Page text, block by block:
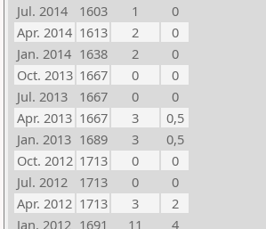
Jul. 2014
1603 1
0
Apr. 2014 1613 2
0
Jan. 2014 1638 2
0
Oct. 2013 1667 0
0
Jul. 2013
1667 0
0
Apr. 2013 1667 3
0,5
Jan. 2013 1689 3
0,5
Oct. 2012 1713 0
0
Jul. 2012
1713 0
0
Apr. 2012 1713 3
2
Jan. 2012 1691 11
4